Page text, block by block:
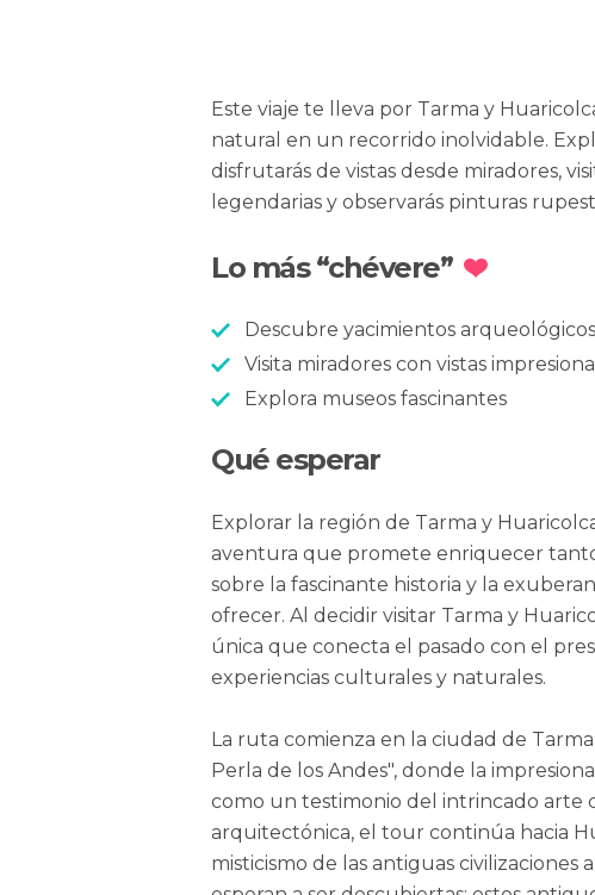
Este viaje te lleva por Tarma y
natural en un recorrido inolvidable.
disfrutarás de vistas desde miradores,
legendarias y observarás pinturas
Lo más “chévere”
Descubre yacimientos arqueológicos
Visita miradores con vistas
Explora museos fascinantes
Qué esperar
Explorar la región de Tarma y
aventura que promete enriquecer
sobre la fascinante historia y la
ofrecer. Al decidir visitar Tarma y
única que conecta el pasado con el
experiencias culturales y naturales.
La ruta comienza en la ciudad de
Perla de los Andes", donde la
como un testimonio del intrincado arte
arquitectónica, el tour continúa hacia
misticismo de las antiguas civilizaciones